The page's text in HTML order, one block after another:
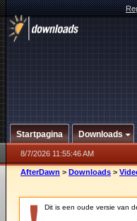
Startpagina Downloads
8/7/2026 11:55:46 AM
AfterDawn > Downloads >
Dit is een oude versie van